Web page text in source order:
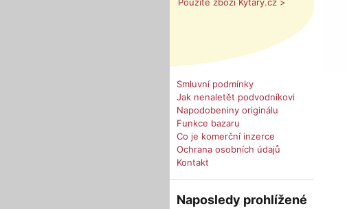
Smluvní podmínky
Jak nenaletět podvodníkovi
Napodobeniny originálu
Funkce bazaru
Co je komerční inzerce
Ochrana osobních údajů
Kontakt
Naposledy prohlížené